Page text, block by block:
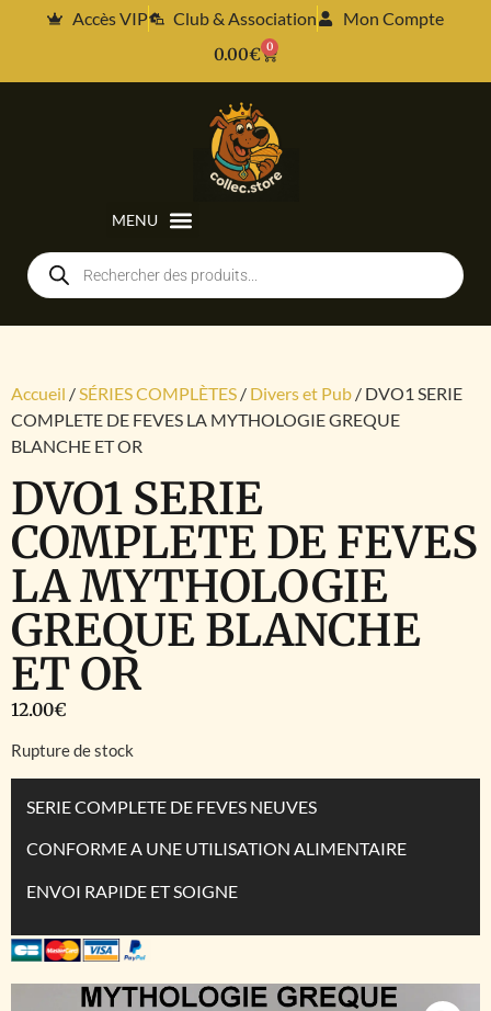
Accès VIP Club & Association
Mon Compte
0.00€ 0
Accueil /SÉRIES COMPLÈTES / Divers et Pub / DVO1 SERIE
COMPLETE DE FEVES LA MYTHOLOGIE GREQUE
BLANCHE ET OR
DVO1 SERIE
COMPLETE DE FEVES
LA MYTHOLOGIE
GREQUE BLANCHE
ET OR
12.00€
Rupture de stock
SERIE COMPLETE DE FEVES NEUVES
CONFORME A UNE UTILISATION ALIMENTAIRE
ENVOI RAPIDE ET SOIGNE